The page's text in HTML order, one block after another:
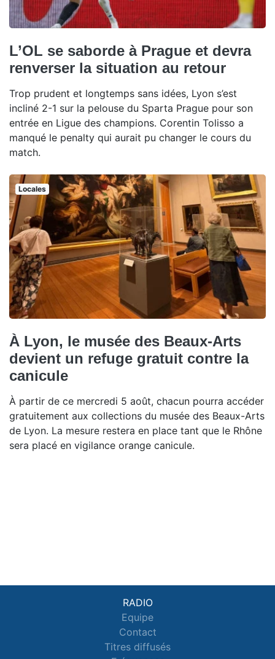
L’OL se saborde à Prague et devra
renverser la situation au retour
Trop prudent et longtemps sans idées, Lyon s’est
incliné 2-1 sur la pelouse du Sparta Prague pour son
entrée en Ligue des champions. Corentin Tolisso a
manqué le penalty qui aurait pu changer le cours du
match.
Locales
À Lyon, le musée des Beaux-Arts
devient un refuge gratuit contre la
canicule
À partir de ce mercredi 5 août, chacun pourra accéder
gratuitement aux collections du musée des Beaux-Arts
de Lyon. La mesure restera en place tant que le Rhône
sera placé en vigilance orange canicule.
RADIO
Equipe
Contact
Titres diffusés